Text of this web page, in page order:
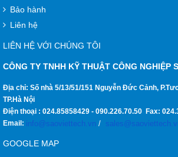
Bảo hành
Liên hệ
LIÊN HỆ VỚI CHÚNG TÔI
CÔNG TY TNHH KỸ THUẬT CÔNG NGHIỆP
Địa chỉ: Số nhà 5/13/51/151 Nguyễn Đức Cảnh,
TP.Hà Nội
Điện thoại : 024.85858429 - 090.226.70.50 Fax:
Email: info@saoviettech.vn /
GOOGLE MAP